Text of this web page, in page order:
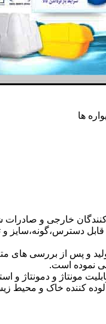
ها
خارجی و صادرات
دسترس،گونه،سایز و
و پس از بررسی های
نموده است.
و دمونتاژ و
کننده خاک و محیط